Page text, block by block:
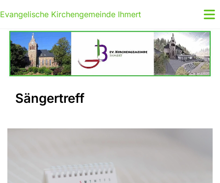
Evangelische Kirchengemeinde Ihmert
Sängertreff